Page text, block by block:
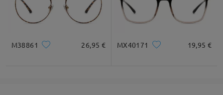
M38861 26,95 € MX40171 19,95 €